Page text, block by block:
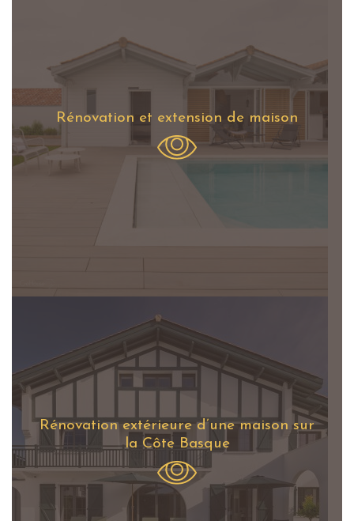
Rénovation et extension de maison
Rénovation extérieure d’une maison sur
la Côte Basque